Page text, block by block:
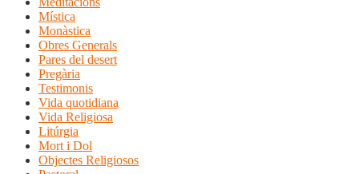
Mística
Monàstica
Obres Generals
Pares del desert
Pregària
Testimonis
Vida quotidiana
Vida Religiosa
Litúrgia
Mort i Dol
Objectes Religiosos